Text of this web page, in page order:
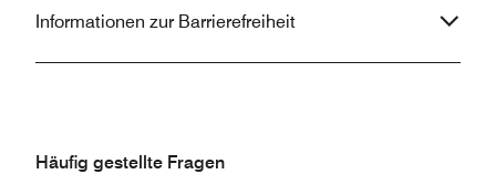
Informationen zur Barrierefreiheit
Häufig gestellte Fragen